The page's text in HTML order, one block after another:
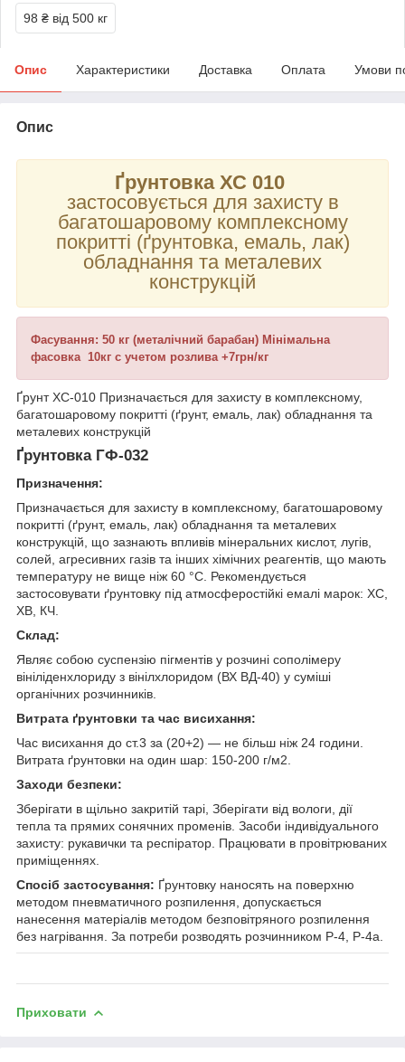
98 ₴ від 500 кг
Опис Характеристики Доставка Оплата Умови
Опис
Ґрунтовка ХС 010
застосовується для захисту в
багатошаровому комплексному
покритті (ґрунтовка, емаль, лак)
обладнання та металевих
конструкцій
Фасування: 50 кг (металічний барабан) Мінімальна
фасовка 10кг с учетом розлива +7грн/кг
Ґрунт ХС-010 Призначається для захисту в комплексному,
багатошаровому покритті (ґрунт, емаль, лак) обладнання та
металевих конструкцій
Ґрунтовка ГФ-032
Призначення:
Призначається для захисту в комплексному, багатошаровому
покритті (ґрунт, емаль, лак) обладнання та металевих
конструкцій, що зазнають впливів мінеральних кислот, лугів,
солей, агресивних газів та інших хімічних реагентів, що мають
температуру не вище ніж 60 °C. Рекомендується
застосовувати ґрунтовку під атмосферостійкі емалі марок: ХС,
ХВ, КЧ.
Склад:
Являє собою суспензію пігментів у розчині сополімеру
вініліденхлориду з вінілхлоридом (ВХ ВД-40) у суміші
органічних розчинників.
Витрата ґрунтовки та час висихання:
Час висихання до ст.3 за (20+2) — не більш ніж 24 години.
Витрата ґрунтовки на один шар: 150-200 г/м2.
Заходи безпеки:
Зберігати в щільно закритій тарі, Зберігати від вологи, дії
тепла та прямих сонячних променів. Засоби індивідуального
захисту: рукавички та респіратор. Працювати в провітрюваних
приміщеннях.
Спосіб застосування: Ґрунтовку наносять на поверхню
методом пневматичного розпилення, допускається
нанесення матеріалів методом безповітряного розпилення
без нагрівання. За потреби розводять розчинником Р-4, Р-4а.
Приховати